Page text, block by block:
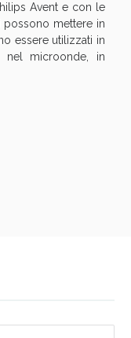
Avent e con le
possono mettere in
essere utilizzati in
nel microonde, in